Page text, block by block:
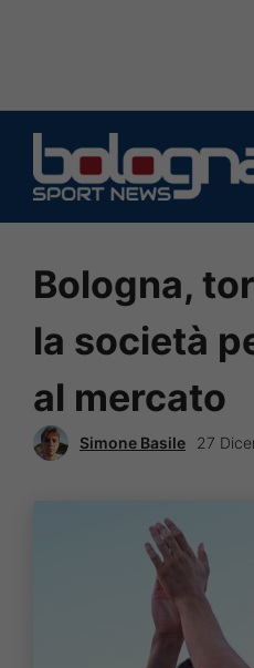
contenuto
Bologna,
la società
al mercato
Simone Basile 27